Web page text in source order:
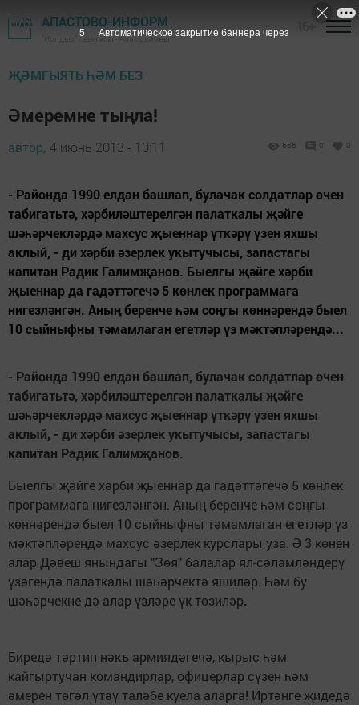
АПАСТОВО-ИНФОРМ
"Йолдыз" газетасы - Апас районы
ҖӘМГЫЯТЬ ҺӘМ БЕЗ
Әмеремне тыңла!
автор, 4 июнь 2013 - 10:11 666 0 0
- Районда 1990 елдан башлап, булачак солдатлар өчен
табигатьтә, хәрбиләштерелгән палаткалы җәйге
шәһәрчекләрдә махсус җыеннар үткәрү үзен яхшы
аклый, - ди хәрби әзерлек укытучысы, запастагы
капитан Радик Галимҗанов. Быелгы җәйге хәрби
җыеннар да гадәттәгечә 5 көнлек программага
нигезләнгән. Аның беренче һәм соңгы көннәрендә быел
10 сыйныфны тәмамлаган егетләр үз мәктәпләрендә...
- Районда 1990 елдан башлап, булачак солдатлар өчен
табигатьтә, хәрбиләштерелгән палаткалы җәйге
шәһәрчекләрдә махсус җыеннар үткәрү үзен яхшы
аклый, - ди хәрби әзерлек укытучысы, запастагы
капитан Радик Галимҗанов.
Быелгы җәйге хәрби җыеннар да гадәттәгечә 5 көнлек
программага нигезләнгән. Аның беренче һәм соңгы
көннәрендә быел 10 сыйныфны тәмамлаган егетләр үз
мәктәпләрендә махсус әзерлек курслары уза. Ә 3 көнен
алар Дәвеш янындагы "Зөя" балалар ял-сәламләндерү
үзәгендә палаткалы шәһәрчектә яшиләр. Һәм бу
шәһәрчекне дә алар үзләре үк төзиләр.
Биредә тәртип нәкъ армиядәгечә, кырыс һәм
кайгыртучан командирлар, офицерлар сүзен һәм
әмерен төгәл үтәү таләбе куела аларга! Иртәнге җидедә
4 Автоматическое закрытие баннера через